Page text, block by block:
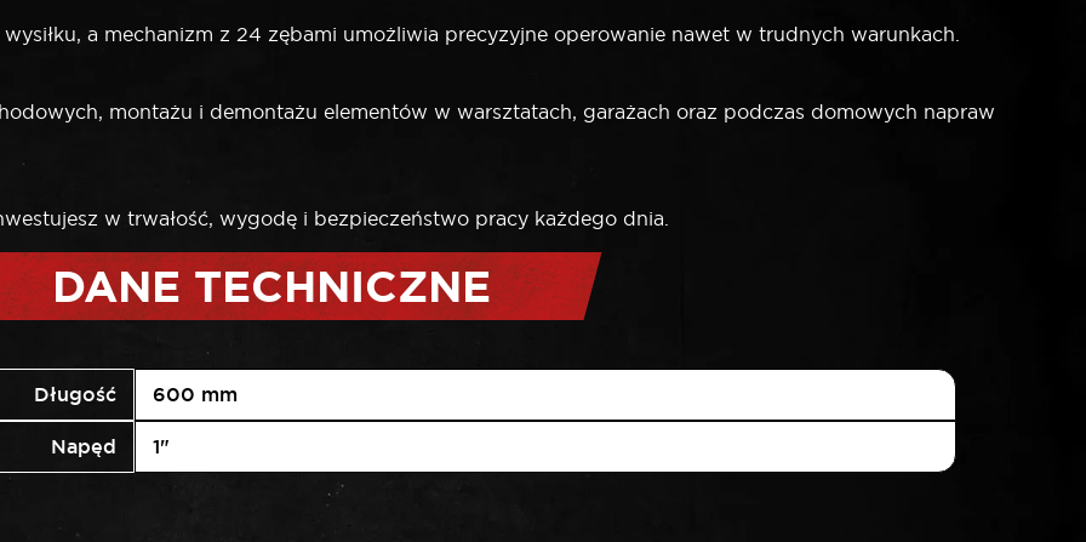
a mechanizm z 24 zębami umożliwia precyzyjne operowanie nawet w trudnych warunkach.
montażu i demontażu elementów w warsztatach, garażach oraz podczas domowych napraw
w trwałość, wygodę i bezpieczeństwo pracy każdego dnia.
DANE TECHNICZNE
Długość 600 mm
Napęd 1"